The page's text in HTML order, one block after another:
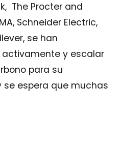
The Procter and
Schneider Electric,
se han
y escalar
para su
espera que muchas